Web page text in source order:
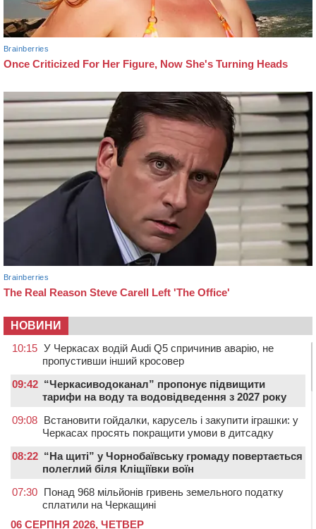
НОВИНИ
10:15 У Черкасах водій Audi Q5 спричинив аварію, не
пропустивши інший кросовер
09:42 “Черкасиводоканал” пропонує підвищити
тарифи на воду та водовідведення з 2027 року
09:08 Встановити гойдалки, карусель і закупити іграшки: у
Черкасах просять покращити умови в дитсадку
08:22 “На щиті” у Чорнобаївську громаду повертається
полеглий біля Кліщіївки воїн
07:30 Понад 968 мільйонів гривень земельного податку
сплатили на Черкащині
06 СЕРПНЯ 2026, ЧЕТВЕР